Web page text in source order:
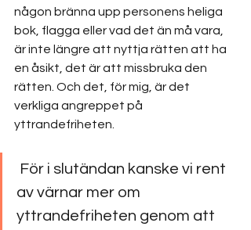
någon bränna upp personens heliga
bok, flagga eller vad det än må vara,
är inte längre att nyttja rätten att ha
en åsikt, det är att missbruka den
rätten. Och det, för mig, är det
verkliga angreppet på
yttrandefriheten.
av värnar mer om
yttrandefriheten genom att